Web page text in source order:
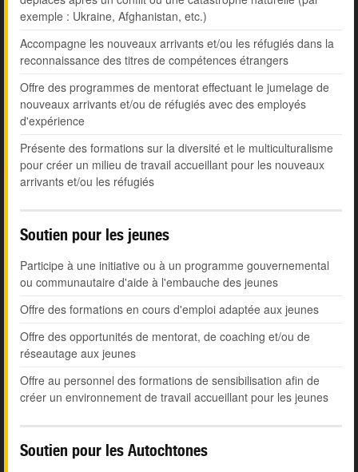
exemple : Ukraine, Afghanistan, etc.)
Accompagne les nouveaux arrivants et/ou les réfugiés dans la
reconnaissance des titres de compétences étrangers
Offre des programmes de mentorat effectuant le jumelage de
nouveaux arrivants et/ou de réfugiés avec des employés
d'expérience
Présente des formations sur la diversité et le multiculturalisme
pour créer un milieu de travail accueillant pour les nouveaux
arrivants et/ou les réfugiés
Soutien pour les jeunes
Participe à une initiative ou à un programme gouvernemental
ou communautaire d'aide à l'embauche des jeunes
Offre des formations en cours d'emploi adaptée aux jeunes
Offre des opportunités de mentorat, de coaching et/ou de
réseautage aux jeunes
Offre au personnel des formations de sensibilisation afin de
créer un environnement de travail accueillant pour les jeunes
Soutien pour les Autochtones